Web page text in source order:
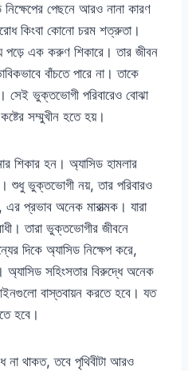
পেছনে আরও নানা কারণ
কিংবা কোনো চরম শত্রুতা।
পড়ে এক করুণ শিকারে। তার জীবন
বাঁচতে পারে না। তাকে
সেই ভুক্তভোগী পরিবারেও বোঝা
সম্মুখীন হতে হয়।
শিকার হন। অ্যাসিড হামলার
শুধু ভুক্তভোগী নয়, তার পরিবারও
প্রভাব অনেক মারাত্মক। যারা
তারা ভুক্তভোগীর জীবনে
দিকে অ্যাসিড নিক্ষেপ করে,
অ্যাসিড সহিংসতার বিরুদ্ধে অনেক
বাস্তবায়ন করতে হবে। যত
হবে।
না থাকত, তবে পৃথিবীটা আরও